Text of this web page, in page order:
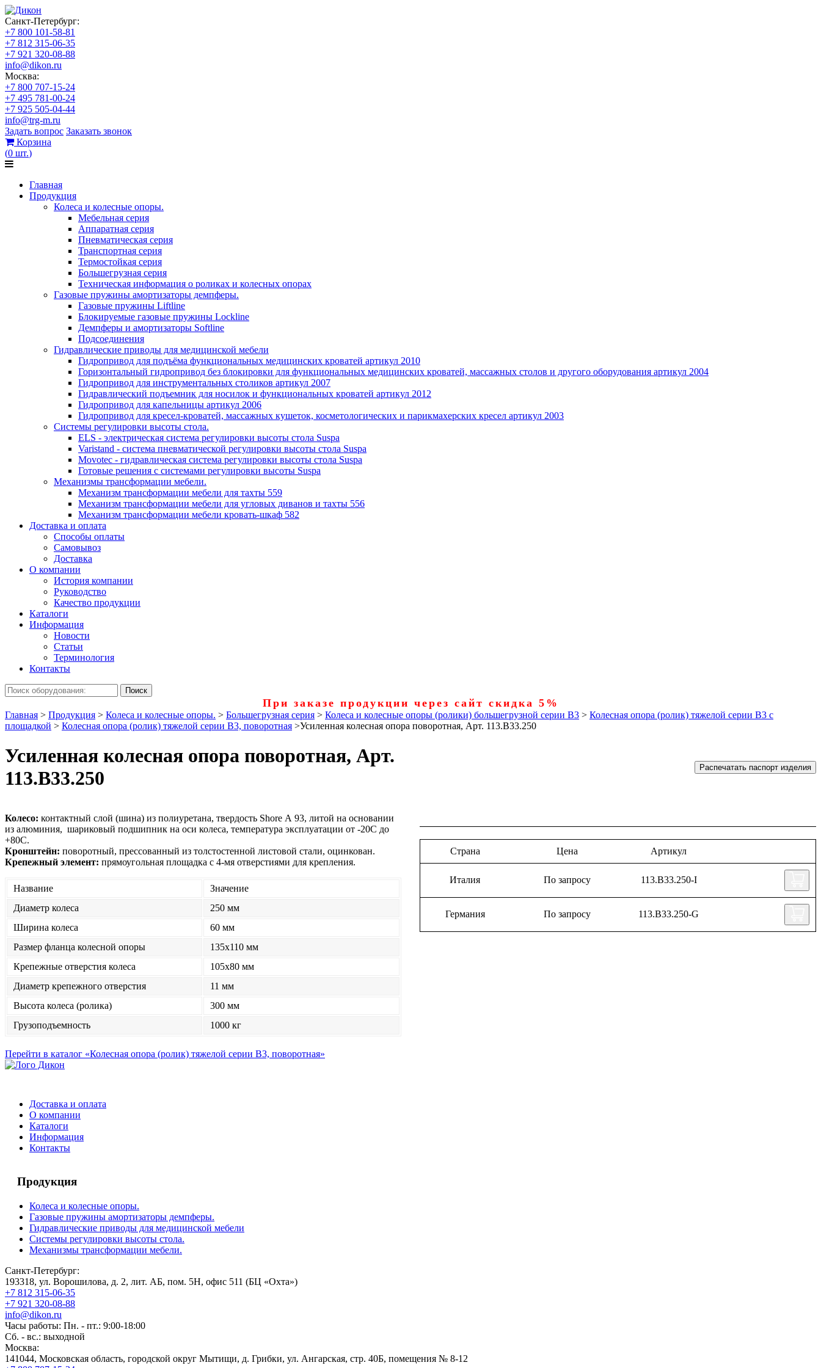
Санкт-Петербург:
+7 800 101-58-81
+7 812 315-06-35
+7 921 320-08-88
info@dikon.ru
Москва:
+7 800 707-15-24
+7 495 781-00-24
+7 925 505-04-44
info@trg-m.ru
Задать вопрос Заказать звонок
Корзина
(0 шт.)
Главная
Продукция
Колеса и колесные опоры.
Мебельная серия
Аппаратная серия
Пневматическая серия
Транспортная серия
Термостойкая серия
Большегрузная серия
Техническая информация о роликах и колесных опорах
Газовые пружины амортизаторы демпферы.
Газовые пружины Liftline
Блокируемые газовые пружины Lockline
Демпферы и амортизаторы Softline
Подсоединения
Гидравлические приводы для медицинской мебели
Гидропривод для подъёма функциональных медицинских кроватей артикул 2010
Горизонтальный гидропривод без блокировки для функциональных медицинских кроватей, массажных столов и другого оборудования артикул 2004
Гидропривод для инструментальных столиков артикул 2007
Гидравлический подъемник для носилок и функциональных кроватей артикул 2012
Гидропривод для капельницы артикул 2006
Гидропривод для кресел-кроватей, массажных кушеток, косметологических и парикмахерских кресел артикул 2003
Системы регулировки высоты стола.
ELS - электрическая система регулировки высоты стола Suspa
Varistand - система пневматической регулировки высоты стола Suspa
Movotec - гидравлическая система регулировки высоты стола Suspa
Готовые решения с системами регулировки высоты Suspa
Механизмы трансформации мебели.
Механизм трансформации мебели для тахты 559
Механизм трансформации мебели для угловых диванов и тахты 556
Механизм трансформации мебели кровать-шкаф 582
Доставка и оплата
Способы оплаты
Самовывоз
Доставка
О компании
История компании
Руководство
Качество продукции
Каталоги
Информация
Новости
Статьи
Терминология
Контакты
При заказе продукции через сайт скидка 5%
Главная > Продукция > Колеса и колесные опоры. > Большегрузная серия > Колеса и колесные опоры (ролики) большегрузной серии В3 > Колесная опора (ролик) тяжелой серии B3 с
площадкой > Колесная опора (ролик) тяжелой серии B3, поворотная >Усиленная колесная опора поворотная, Арт. 113.B33.250
Усиленная колесная опора поворотная, Арт.
113.B33.250
Распечатать паспорт изделия
Колесо: контактный слой (шина) из полиуретана, твердость Shore А 93, литой на основании
из алюминия, шариковый подшипник на оси колеса, температура эксплуатации от -20С до
+80С.
Кронштейн: поворотный, прессованный из толстостенной листовой стали, оцинкован.
Крепежный элемент: прямоугольная площадка с 4-мя отверстиями для крепления.
Название
Значение
Диаметр колеса
250 мм
Ширина колеса
60 мм
Размер фланца колесной опоры
135x110 мм
Крепежные отверстия колеса
105x80 мм
Диаметр крепежного отверстия
11 мм
Высота колеса (ролика)
300 мм
Грузоподъемность
1000 кг
Страна Цена Артикул
Италия По запросу 113.B33.250-I
Германия По запросу 113.B33.250-G
Перейти в каталог «Колесная опора (ролик) тяжелой серии B3, поворотная»
Доставка и оплата
О компании
Каталоги
Информация
Контакты
Продукция
Колеса и колесные опоры.
Газовые пружины амортизаторы демпферы.
Гидравлические приводы для медицинской мебели
Системы регулировки высоты стола.
Механизмы трансформации мебели.
Санкт-Петербург:
193318, ул. Ворошилова, д. 2, лит. АБ, пом. 5Н, офис 511 (БЦ «Охта»)
+7 812 315-06-35
+7 921 320-08-88
info@dikon.ru
Часы работы: Пн. - пт.: 9:00-18:00
Сб. - вс.: выходной
Москва:
141044, Московская область, городской округ Мытищи, д. Грибки, ул. Ангарская, стр. 40Б, помещения № 8-12